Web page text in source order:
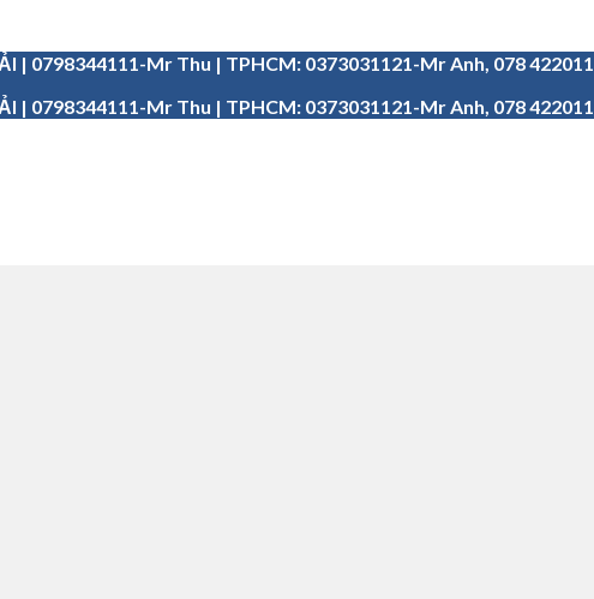
| 0798344111-Mr Thu | TPHCM: 0373031121-Mr Anh, 078
| 0798344111-Mr Thu | TPHCM: 0373031121-Mr Anh, 078